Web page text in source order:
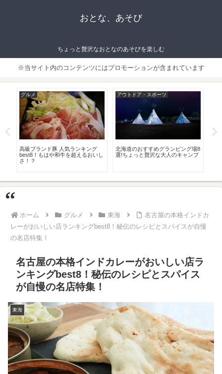
おとな、あそび
ちょっと贅沢なおとなのあそびを楽しむ
※当サイト内のコンテンツにはプロモーションが含まれています
めグランピング場8
沢な大人のキャンプ
ライフスタイル
高級ハンドクリーム8選！モテる大
人は手がきれい！
グルメ
女性に大人気のパクチー
すめ商品厳選6！お菓子
ホーム グルメ 東海
名古屋の本格インドカ
レーがおいしい店ランキングbest8！秘伝のレシピとスパイスが自慢
の名店特集！
名古屋の本格インドカレーがおいしい店ラ
ンキングbest8！秘伝のレシピとスパイス
が自慢の名店特集！
東海